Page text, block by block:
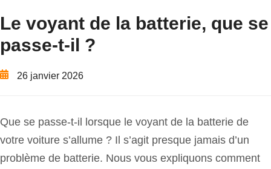
Le voyant de la batterie, que se
passe-t-il ?
26 janvier 2026
Que se passe-t-il lorsque le voyant de la batterie de
votre voiture s’allume ? Il s’agit presque jamais d’un
problème de batterie. Nous vous expliquons comment